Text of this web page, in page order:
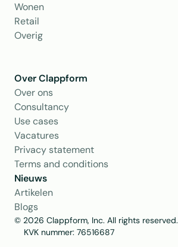
Wonen
Retail
Overig
Over Clappform
Over ons
Consultancy
Use cases
Vacatures
Privacy statement
Terms and conditions
Nieuws
Artikelen
Blogs
© 2026 Clappform, Inc. All rights reserved.
    KVK nummer: 76516687